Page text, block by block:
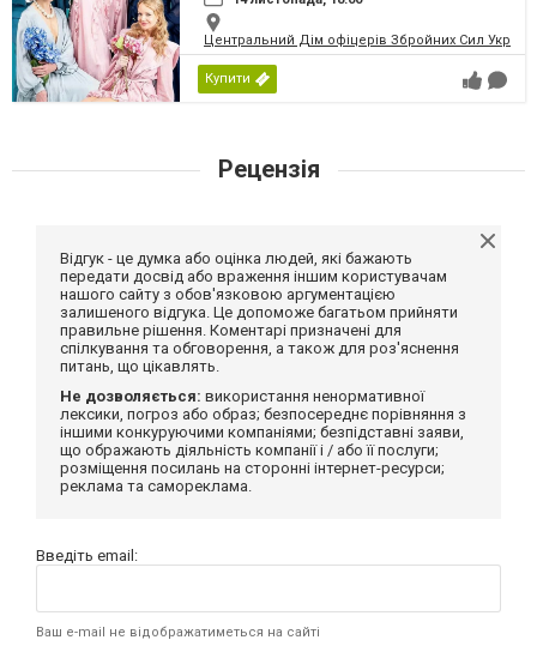
Центральний Дім офіцерів Збройних Сил
Купити
Рецензія
Відгук - це думка або оцінка людей, які бажають
передати досвід або враження іншим користувачам
нашого сайту з обов'язковою аргументацією
залишеного відгука. Це допоможе багатьом прийняти
правильне рішення. Коментарі призначені для
спілкування та обговорення, а також для роз'яснення
питань, що цікавлять.
Не дозволяється: використання ненормативної
лексики, погроз або образ; безпосереднє порівняння з
іншими конкуруючими компаніями; безпідставні заяви,
що ображають діяльність компанії і / або її послуги;
розміщення посилань на сторонні інтернет-ресурси;
реклама та самореклама.
Введіть email:
Ваш e-mail не відображатиметься на сайті